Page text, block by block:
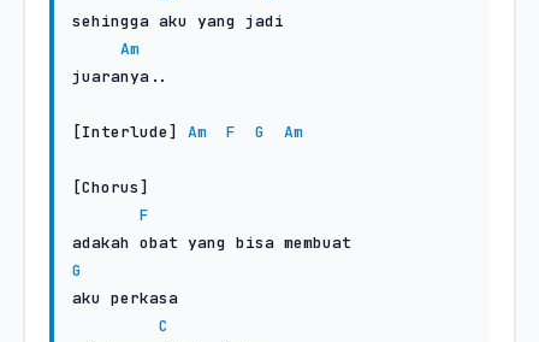
sehingga aku yang jadi
Am
juaranya..
[Interlude] Am F G Am
[Chorus]
F
G
aku perkasa
C